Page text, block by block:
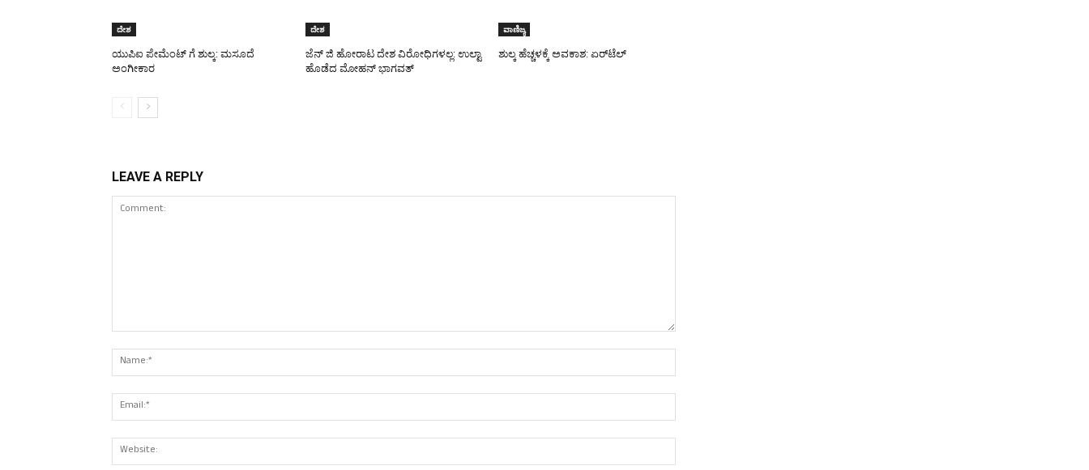
ದೇಶ
ಯುಪಿಐ ಪೇಮೆಂಟ್ ಗೆ ಶುಲ್ಕ: ಮಸೂದೆ
ಅಂಗೀಕಾರ
ದೇಶ
ಜೆನ್ ಜಿ ಹೋರಾಟ ದೇಶ ವಿರೋಧಿಗಳಲ್ಲ: ಉಲ್ಟಾ
ಹೊಡೆದ ಮೋಹನ್ ಭಾಗವತ್
ವಾಣಿಜ್ಯ
ಶುಲ್ಕ ಹೆಚ್ಚಳಕ್ಕೆ ಅವಕಾಶ: ಏರ್‌ಟೆಲ್
LEAVE A REPLY